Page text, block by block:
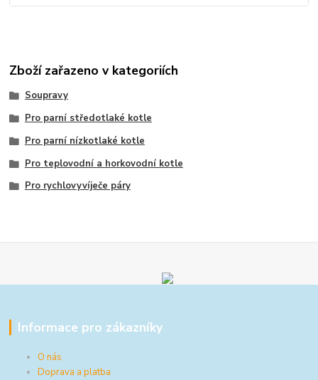
Zboží zařazeno v kategoriích
Soupravy
Pro parní středotlaké kotle
Pro parní nízkotlaké kotle
Pro teplovodní a horkovodní kotle
Pro rychlovyvíječe páry
Informace pro zákazníky
O nás
Doprava a platba